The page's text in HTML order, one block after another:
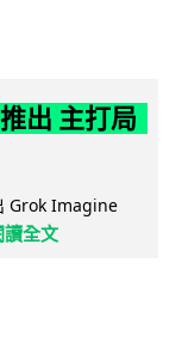
出 主打局
Grok Imagine
讀全文